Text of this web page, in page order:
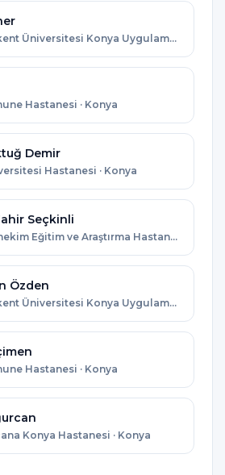
Konya Başkent Üniversitesi Konya Uygulama ve Araştırma Merkezi · Konya
Hastanesi · Konya
Demir
Hastanesi · Konya
Seçkinli
Konya Beyhekim Eğitim ve Araştırma Hastanesi · Konya
Özden
Konya Başkent Üniversitesi Konya Uygulama ve Araştırma Merkezi · Konya
Hastanesi · Konya
Konya Hastanesi · Konya